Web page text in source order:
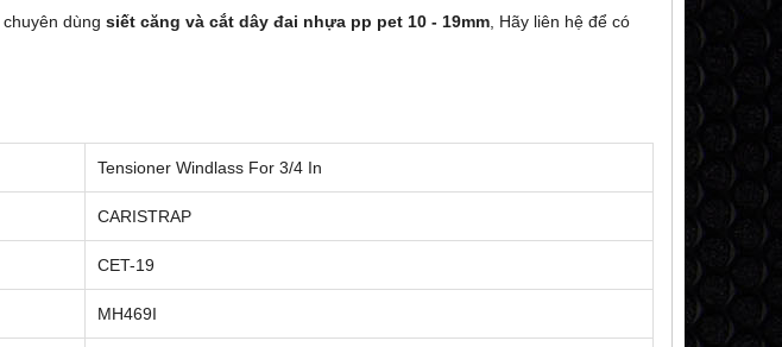
chuyên dùng siết căng và cắt dây đai nhựa pp pet 10 - 19mm, Hãy liên hệ để có
Tensioner Windlass For 3/4 In
CARISTRAP
CET-19
MH469I